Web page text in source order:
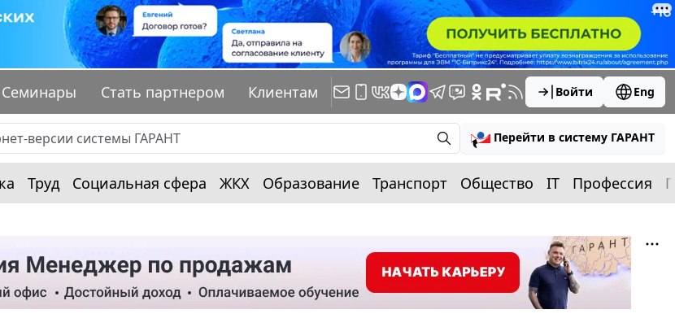
Семинары Стать партнером Клиентам Войти Eng
Перейти в систему ГАРАНТ
Труд Социальная сфера ЖКХ Образование Транспорт Общество IT Профессия